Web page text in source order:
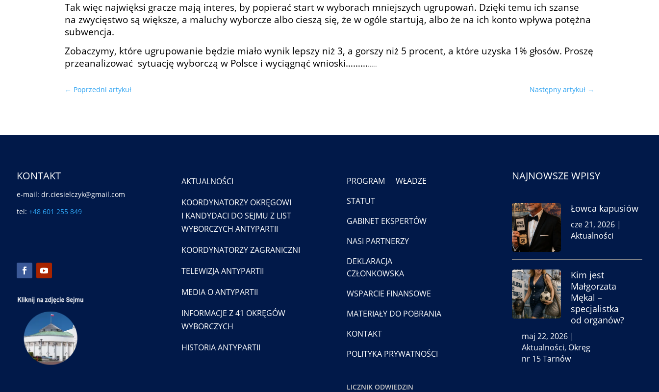
Tak więc najwięksi gracze mają interes, by popierać start w wyborach mniejszych ugrupowań. Dzięki temu ich szanse
na zwycięstwo są większe, a maluchy wyborcze albo cieszą się, że w ogóle startują, albo że na ich konto wpływa potężna
subwencja.
Zobaczymy, które ugrupowanie będzie miało wynik lepszy niż 3, a gorszy niż 5 procent, a które uzyska 1% głosów. Proszę
przeanalizować sytuację wyborczą w Polsce i wyciągnąć wnioski…………..
← Poprzedni artykuł Następny artykuł →
KONTAKT
e-mail: dr.ciesielczyk@gmail.com
tel: +48 601 255 849
AKTUALNOŚCI
KOORDYNATORZY OKRĘGOWI
I KANDYDACI DO SEJMU Z LIST
WYBORCZYCH ANTYPARTII
KOORDYNATORZY ZAGRANICZNI
TELEWIZJA ANTYPARTII
MEDIA O ANTYPARTII
INFORMACJE Z 41 OKRĘGÓW
WYBORCZYCH
HISTORIA ANTYPARTII
PROGRAM
WŁADZE
STATUT
GABINET EKSPERTÓW
NASI PARTNERZY
DEKLARACJA
CZŁONKOWSKA
WSPARCIE FINANSOWE
MATERIAŁY DO POBRANIA
KONTAKT
POLITYKA PRYWATNOŚCI
LICZNIK ODWIEDZIN
NAJNOWSZE WPISY
Łowca kapusiów
cze 21, 2026|
Aktualności
Kim jest
Małgorzata
Mękal –
specjalistka
od organów?
maj 22, 2026|
Aktualności, Okręg
nr 15 Tarnów